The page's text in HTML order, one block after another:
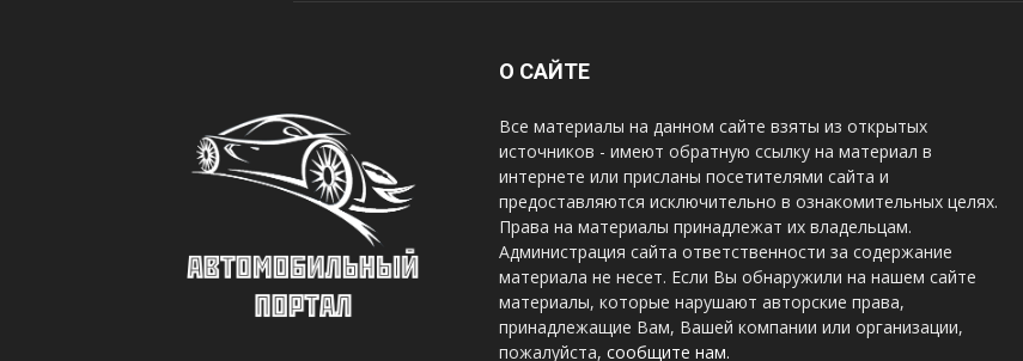
О САЙТЕ
Все материалы на данном сайте взяты из открытых
источников - имеют обратную ссылку на материал в
интернете или присланы посетителями сайта и
предоставляются исключительно в ознакомительных целях.
Права на материалы принадлежат их владельцам.
Администрация сайта ответственности за содержание
материала не несет. Если Вы обнаружили на нашем сайте
материалы, которые нарушают авторские права,
принадлежащие Вам, Вашей компании или организации,
пожалуйста, сообщите нам.